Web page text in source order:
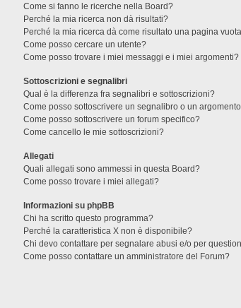
Come si fanno le ricerche nella Board?
Perché la mia ricerca non dà risultati?
Perché la mia ricerca dà come risultato una pagina
Come posso cercare un utente?
Come posso trovare i miei messaggi e i miei argomenti?
Sottoscrizioni e segnalibri
Qual è la differenza fra segnalibri e sottoscrizioni?
Come posso sottoscrivere un segnalibro o un
Come posso sottoscrivere un forum specifico?
Come cancello le mie sottoscrizioni?
Allegati
Quali allegati sono ammessi in questa Board?
Come posso trovare i miei allegati?
Informazioni su phpBB
Chi ha scritto questo programma?
Perché la caratteristica X non è disponibile?
Chi devo contattare per segnalare abusi e/o per
Come posso contattare un amministratore del Forum?